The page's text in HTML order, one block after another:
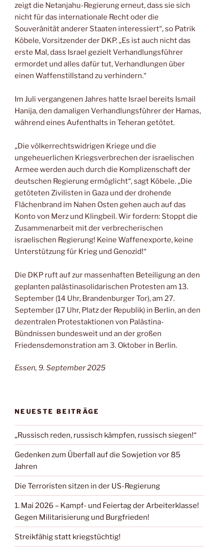
zeigt die Netanjahu-Regierung erneut, dass sie sich
nicht für das internationale Recht oder die
Souveränität anderer Staaten interessiert“, so Patrik
Köbele, Vorsitzender der DKP. „Es ist auch nicht das
erste Mal, dass Israel gezielt Verhandlungsführer
ermordet und alles dafür tut, Verhandlungen über
einen Waffenstillstand zu verhindern.“
Im Juli vergangenen Jahres hatte Israel bereits Ismail
Hanija, den damaligen Verhandlungsführer der Hamas,
während eines Aufenthalts in Teheran getötet.
„Die völkerrechtswidrigen Kriege und die
ungeheuerlichen Kriegsverbrechen der israelischen
Armee werden auch durch die Komplizenschaft der
deutschen Regierung ermöglicht“, sagt Köbele. „Die
getöteten Zivilisten in Gaza und der drohende
Flächenbrand im Nahen Osten gehen auch auf das
Konto von Merz und Klingbeil. Wir fordern: Stoppt die
Zusammenarbeit mit der verbrecherischen
israelischen Regierung! Keine Waffenexporte, keine
Unterstützung für Krieg und Genozid!“
Die DKP ruft auf zur massenhaften Beteiligung an den
geplanten palästinasolidarischen Protesten am 13.
September (14 Uhr, Brandenburger Tor), am 27.
September (17 Uhr, Platz der Republik) in Berlin, an den
dezentralen Protestaktionen von Palästina-
Bündnissen bundesweit und an der großen
Friedensdemonstration am 3. Oktober in Berlin.
Essen, 9. September 2025
NEUESTE BEITRÄGE
„Russisch reden, russisch kämpfen, russisch siegen!“
Gedenken zum Überfall auf die Sowjetion vor 85
Jahren
Die Terroristen sitzen in der US-Regierung
1. Mai 2026 – Kampf- und Feiertag der Arbeiterklasse!
Gegen Militarisierung und Burgfrieden!
Streikfähig statt kriegstüchtig!